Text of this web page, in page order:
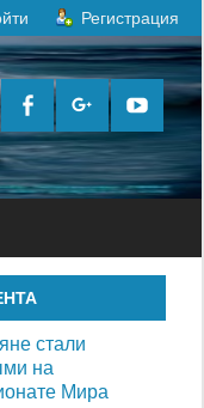
Регистрация
стали
на
Мира